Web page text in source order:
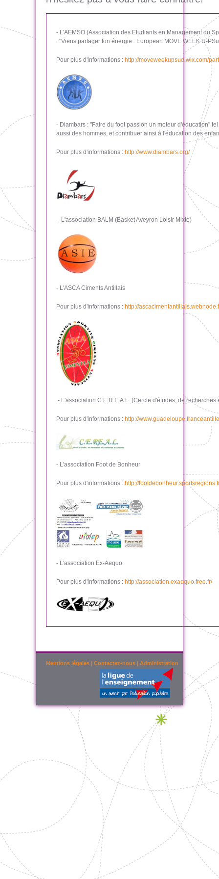
- L'AEMSO (Association des Etudiants en Management du
: "Viens partager ton énergie : European MOVE WEEK U-
Pour plus d'informations : http://moveweekupsud.wix.com/
- Diambars : "Faire du foot passion un moteur d'éducation"
aussi des hommes, et contribuer ainsi à l'éducation des
Pour plus d'informations : http://www.diambars.org/
- L'association BALM (Basket Aveyron Loisir Mixte)
- L'ASCA Ciments Antillais
Pour plus d'informations : http://
- L'association C.E.R.E.A.L. (Cercle d'études, de
Pour plus d'informations : http://
- L'association Foot de Bonheur
Pour plus d'informations : http://
- L'association Ex-Aequo
Pour plus d'informations : http://association.exaequo.free.fr/
Mentions légales | Contactez-nous | Administration